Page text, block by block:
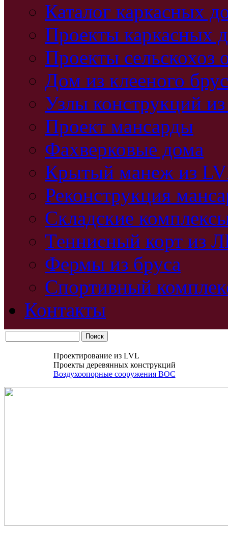
Каталог каркасных
Проекты каркасных
Проекты сельскохоз
Дом из клееного
Узлы конструкций
Проект мансарды
Фахверковые дома
Крытый манеж из
Реконструкция
Складские
Теннисный корт из
Фермы из бруса
Спортивный
Контакты
Проектирование из LVL
Проекты деревянных конструкций
Воздухоопорные сооружения ВОС